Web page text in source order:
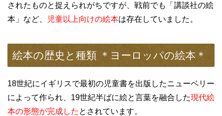
されたものと捉えられがちですが、戦前でも「講談社の絵
本」など、
児童以上向けの絵本は存在していました。
絵本の歴史と種類 ＊ヨーロッパの絵本＊
18世紀にイギリスで最初の児童書を出版したニューベリー
によって作られ、19世紀半ばに絵と言葉を融合した現代絵
本の形態が完成した とされています。